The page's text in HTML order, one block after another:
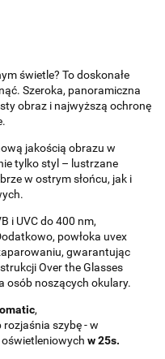
świetle? To doskonałe
Szeroka, panoramiczna
obraz i najwyższą ochronę
jakością obrazu w
tylko styl – lustrzane
w ostrym słońcu, jak i
i UVC do 400 nm,
powłoka uvex
gwarantując
Over the Glasses
osób noszących okulary.
,
rozjaśnia szybę - w
w 25s.